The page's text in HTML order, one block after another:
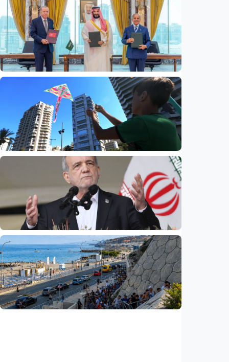
Mirip pasal 5 NATO, Turkiye tegaskan
Aliansi Pertahanan Makkah tak
menargetkan Iran
Indonesia•09 Aug 2026
Dugaan spionase guncang PBB, staf UNICEF
diduga bocorkan informasi ke Israel
Indonesia 08 Aug 2026
Internasional
Pezeshkian: Iran siap berdialog, tetapi tak
bisa dipaksa menyerah
Indonesia•08 Aug 2026